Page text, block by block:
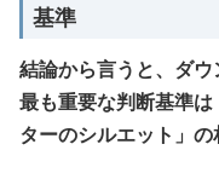
基準
結論から言うと、ダ
最も重要な判断基準
ターのシルエット」の